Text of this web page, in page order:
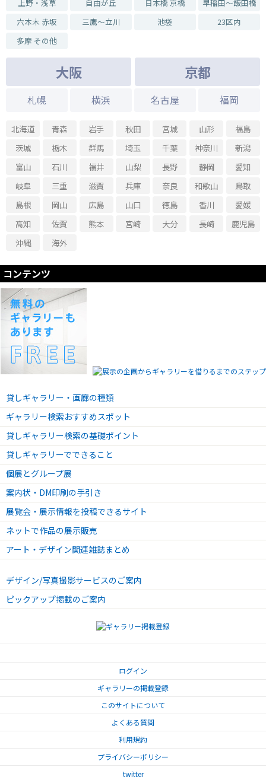
上野・浅草
自由が丘 日本橋 京橋
早稲田～飯田橋
六本木 赤坂
三鷹～立川 池袋
23区内
多摩 その他
大阪 京都
札幌 横浜 名古屋 福岡
北海道 青森 岩手 秋田 宮城 山形
福島
茨城
栃木 群馬 埼玉 千葉 神奈川
新潟
富山
石川 福井 山梨 長野 静岡
愛知
岐阜
三重 滋賀 兵庫 奈良 和歌山
鳥取
島根
岡山 広島 山口 徳島 香川
愛媛
高知
佐賀 熊本 宮崎 大分 長崎
鹿児島
沖縄
海外
コンテンツ
貸しギャラリー・画廊の種類
ギャラリー検索おすすめスポット
貸しギャラリー検索の基礎ポイント
貸しギャラリーでできること
個展とグループ展
案内状・DM印刷の手引き
展覧会・展示情報を投稿できるサイト
ネットで作品の展示販売
アート・デザイン関連雑誌まとめ
デザイン/写真撮影サービスのご案内
ピックアップ掲載のご案内
ログイン
ギャラリーの掲載登録
このサイトについて
よくある質問
利用規約
プライバシーポリシー
twitter